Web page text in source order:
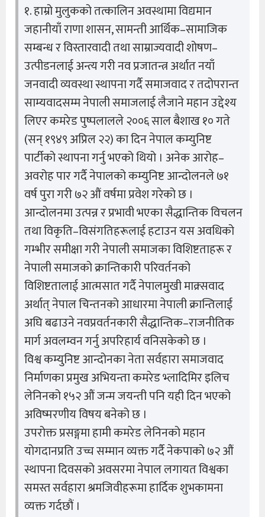
१. हाम्रो मुलुकको तत्कालिन अवस्थामा विद्यमान
जहानीयाँ राणा शासन, सामन्ती आर्थिक–सामाजिक
सम्बन्ध र विस्तारवादी तथा साम्राज्यवादी शोषण–
उत्पीडनलाई अन्त्य गरी नव प्रजातन्त्र अर्थात नयाँ
जनवादी व्यवस्था स्थापना गर्दै समाजवाद र तदोपरान्त
साम्यवादसम्म नेपाली समाजलाई लैजाने महान उद्देश्य
लिएर कमरेड पुष्पलालले २००६ साल बैशाख १० गते
(सन् १९४९ अप्रिल २२) का दिन नेपाल कम्युनिष्ट
पार्टीको स्थापना गर्नु भएको थियो । अनेक आरोह–
अवरोह पार गर्दै नेपालको कम्युनिष्ट आन्दोलनले ७१
वर्ष पुरा गरी ७२ औं वर्षमा प्रवेश गरेको छ ।
आन्दोलनमा उत्पन्न र प्रभावी भएका सैद्धान्तिक विचलन
तथा विकृति–विसंगतिहरूलाई हटाउन यस अवधिको
गम्भीर समीक्षा गरी नेपाली समाजका विशिष्टताहरू र
नेपाली समाजको क्रान्तिकारी परिवर्तनको
विशिष्टतालाई आत्मसात गर्दै नेपालमुखी माक्र्सवाद
अर्थात् नेपाल चिन्तनको आधारमा नेपाली क्रान्तिलाई
अघि बढाउने नवप्रवर्तनकारी सैद्धान्तिक–राजनीतिक
मार्ग अवलम्वन गर्नु अपरिहार्य वनिसकेको छ ।
विश्व कम्युनिष्ट आन्दोनका नेता सर्वहारा समाजवाद
निर्माणका प्रमुख अभियन्ता कमरेड भ्लादिमिर इलिच
लेनिनको १५२ औं जन्म जयन्ती पनि यही दिन भएको
अविष्मरणीय विषय बनेको छ ।
उपरोक्त प्रसङ्गमा हामी कमरेड लेनिनको महान
योगदानप्रति उच्च सम्मान व्यक्त गर्दै नेकपाको ७२ औं
स्थापना दिवसको अवसरमा नेपाल लगायत विश्वका
समस्त सर्वहारा श्रमजिवीहरूमा हार्दिक शुभकामना
व्यक्त गर्दछौं ।